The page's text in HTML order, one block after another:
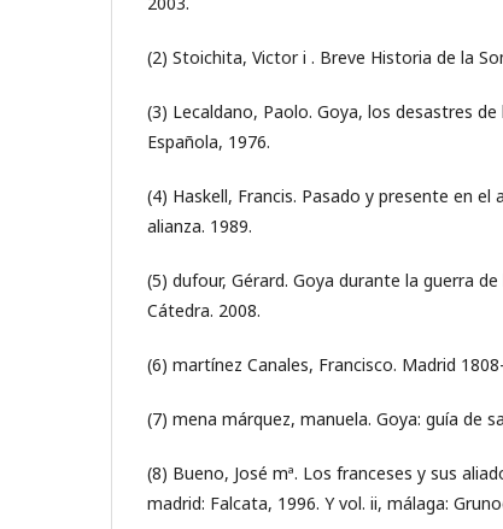
(2) Stoichita, Victor i . Breve Historia de la
(3) Lecaldano, Paolo. Goya, los desastres de
Española, 1976.
(4) Haskell, Francis. Pasado y presente en el
alianza. 1989.
(5) dufour, Gérard. Goya durante la guerra
Cátedra. 2008.
(6) martínez Canales, Francisco. Madrid
(7) mena márquez, manuela. Goya: guía de
(8) Bueno, José mª. Los franceses y sus
madrid: Falcata, 1996. Y vol. ii, málaga: